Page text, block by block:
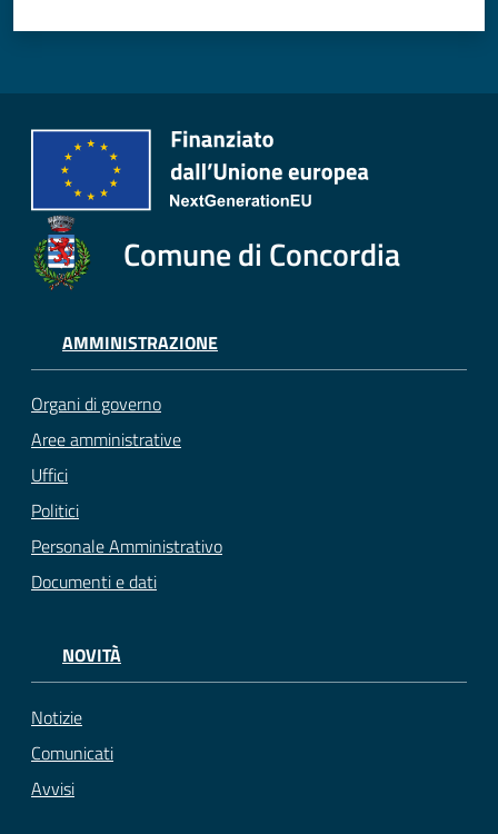
Comune di Concordia
AMMINISTRAZIONE
Organi di governo
Aree amministrative
Uffici
Politici
Personale Amministrativo
Documenti e dati
NOVITÀ
Notizie
Comunicati
Avvisi